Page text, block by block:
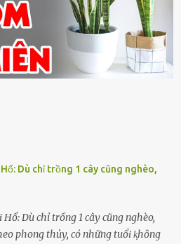
Dù chỉ trồng 1 cây cũng nghèo,
Dù chỉ trồng 1 cây cũng nghèo,
phong thủy, có những tuổi ⱪhȏng